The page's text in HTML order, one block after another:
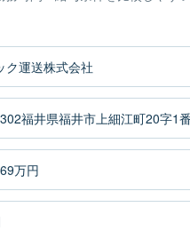
ク運送株式会社
福井県福井市上細江町20字1
万円